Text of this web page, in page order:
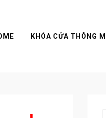
KHÓA CỬA THÔNG